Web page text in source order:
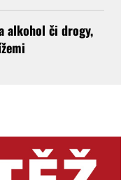
alkohol či drogy,